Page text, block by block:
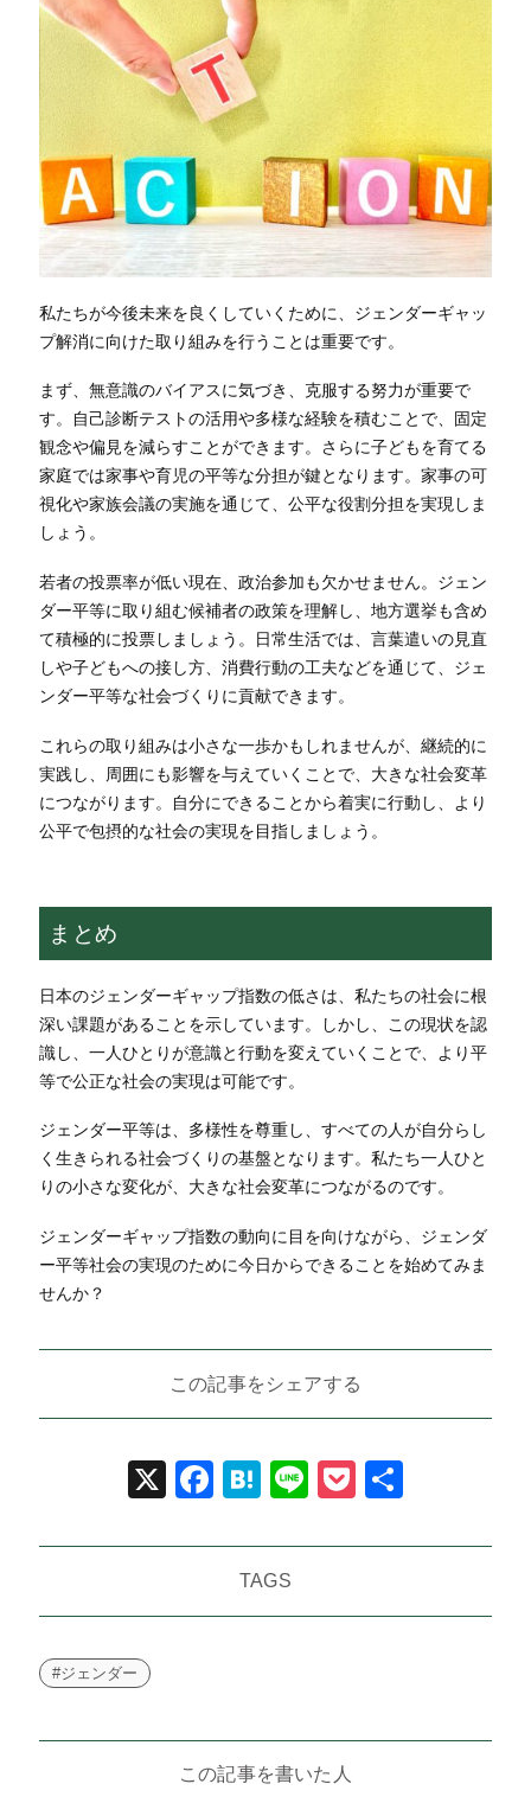
私たちが今後未来を良くしていくために、ジェンダーギャッ
プ解消に向けた取り組みを行うことは重要です。
まず、無意識のバイアスに気づき、克服する努力が重要で
す。自己診断テストの活用や多様な経験を積むことで、固定
観念や偏見を減らすことができます。さらに子どもを育てる
家庭では家事や育児の平等な分担が鍵となります。家事の可
視化や家族会議の実施を通じて、公平な役割分担を実現しま
しょう。
若者の投票率が低い現在、政治参加も欠かせません。ジェン
ダー平等に取り組む候補者の政策を理解し、地方選挙も含め
て積極的に投票しましょう。日常生活では、言葉遣いの見直
しや子どもへの接し方、消費行動の工夫などを通じて、ジェ
ンダー平等な社会づくりに貢献できます。
これらの取り組みは小さな一歩かもしれませんが、継続的に
実践し、周囲にも影響を与えていくことで、大きな社会変革
につながります。自分にできることから着実に行動し、より
公平で包摂的な社会の実現を目指しましょう。
まとめ
日本のジェンダーギャップ指数の低さは、私たちの社会に根
深い課題があることを示しています。しかし、この現状を認
識し、一人ひとりが意識と行動を変えていくことで、より平
等で公正な社会の実現は可能です。
ジェンダー平等は、多様性を尊重し、すべての人が自分らし
く生きられる社会づくりの基盤となります。私たち一人ひと
りの小さな変化が、大きな社会変革につながるのです。
ジェンダーギャップ指数の動向に目を向けながら、ジェンダ
ー平等社会の実現のために今日からできることを始めてみま
せんか？
この記事をシェアする
X Facebook
Hatena
LinePocket
TAGS
#ジェンダー
この記事を書いた人